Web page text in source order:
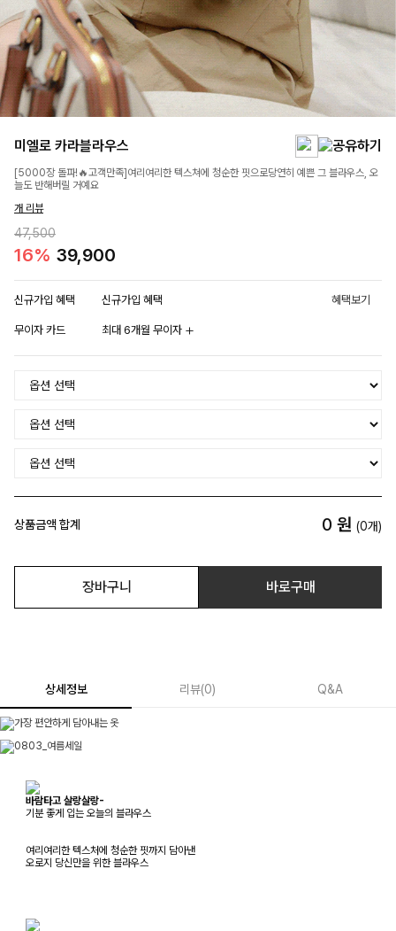
미엘로 카라블라우스
[5000장 돌파!🔥고객만족]여리여리한 텍스쳐에 청순한 핏으로당연히 예쁜 그 블라우스, 오
늘도 반해버릴 거예요
개 리뷰
47,500
16% 39,900
신규가입 혜택 신규가입 혜택 혜택보기
무이자 카드 최대 6개월 무이자
상품금액 합계 0 원 (0개)
장바구니 바로구매
상세정보 리뷰(0) Q&A
바람타고 살랑살랑-
기분 좋게 입는 오늘의 블라우스
여리여리한 텍스처에 청순한 핏까지 담아낸
오로지 당신만을 위한 블라우스